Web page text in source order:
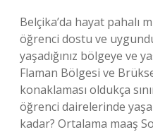
Belçika’da hayat pahalı
öğrenci dostu ve
yaşadığınız bölgeye ve
Flaman Bölgesi ve
konaklaması oldukça
öğrenci dairelerinde
kadar? Ortalama maaş